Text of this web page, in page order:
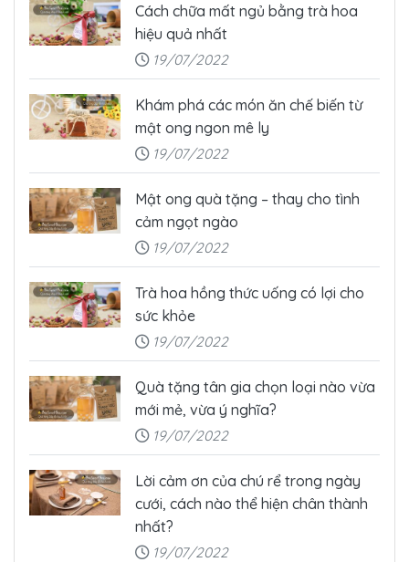
Cách chữa mất ngủ bằng trà hoa
hiệu quả nhất
19/07/2022
Khám phá các món ăn chế biến từ
mật ong ngon mê ly
19/07/2022
Mật ong quà tặng – thay cho tình
cảm ngọt ngào
19/07/2022
Trà hoa hồng thức uống có lợi cho
sức khỏe
19/07/2022
Quà tặng tân gia chọn loại nào vừa
mới mẻ, vừa ý nghĩa?
19/07/2022
Lời cảm ơn của chú rể trong ngày
cưới, cách nào thể hiện chân thành
nhất?
19/07/2022